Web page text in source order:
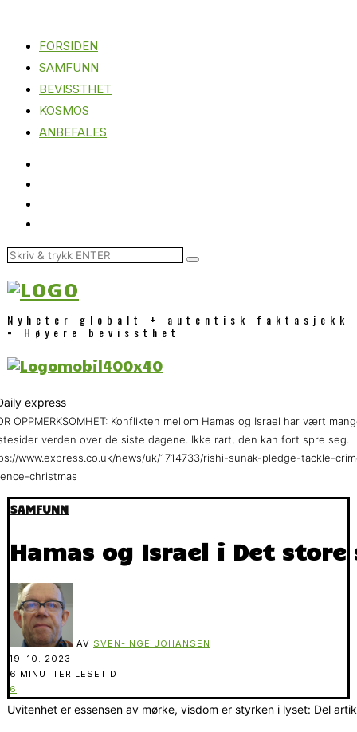
FORSIDEN
SAMFUNN
BEVISSTHET
KOSMOS
ANBEFALES
Nyheter globalt + autentisk faktasjekk
= Høyere bevissthet
OPPMERKSOMHET: Konflikten mellom Hamas og Israel har vært
verden over de siste dagene. Ikke rart, den kan fort spre seg.
www.express.co.uk/news/uk/1714733/rishi-sunak-pledge-tackle-
christmas
SAMFUNN
Hamas og Israel i Det
AV SVEN-INGE JOHANSEN
19. 10. 2023
6 MINUTTER LESETID
6
Uvitenhet er essensen av mørke, visdom er styrken i lyset: Del